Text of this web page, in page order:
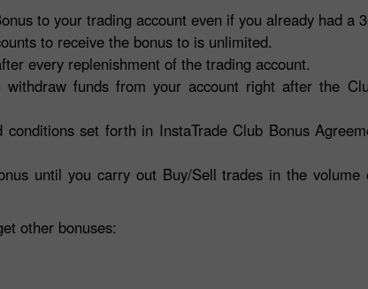
to your trading account even if you already had a
to receive the bonus to is unlimited.
every replenishment of the trading account.
funds from your account right after the
set forth in InstaTrade Club Bonus
until you carry out Buy/Sell trades in the
other bonuses: